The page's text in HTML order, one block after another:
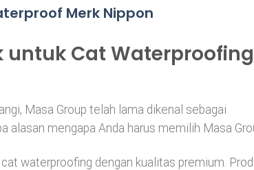
Merk Nippon
untuk Cat Waterproofing
Masa Group telah lama dikenal sebagai
alasan mengapa Anda harus memilih Masa
waterproofing dengan kualitas premium.